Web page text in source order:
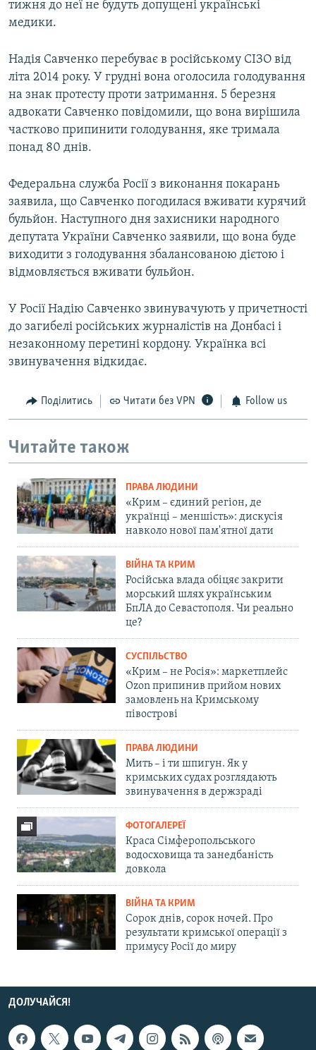
тижня до неї не будуть допущені українські
медики.
Надія Савченко перебуває в російському СІЗО від
літа 2014 року. У грудні вона оголосила голодування
на знак протесту проти затримання. 5 березня
адвокати Савченко повідомили, що вона вирішила
частково припинити голодування, яке тримала
понад 80 днів.
Федеральна служба Росії з виконання покарань
заявила, що Савченко погодилася вживати курячий
бульйон. Наступного дня захисники народного
депутата України Савченко заявили, що вона буде
виходити з голодування збалансованою дієтою і
відмовляється вживати бульйон.
У Росії Надію Савченко звинувачують у причетності
до загибелі російських журналістів на Донбасі і
незаконному перетині кордону. Українка всі
звинувачення відкидає.
Поділитись Читати без VPN Follow us
Читайте також
ПРАВА ЛЮДИНИ
«Крим – єдиний регіон, де
українці – меншість»: дискусія
навколо нової пам'ятної дати
ВІЙНА ТА КРИМ
Російська влада обіцяє закрити
морський шлях українським
БпЛА до Севастополя. Чи реально
це?
СУСПІЛЬСТВО
«Крим – не Росія»: маркетплейс
Ozon припинив прийом нових
замовлень на Кримському
півострові
ПРАВА ЛЮДИНИ
Мить – і ти шпигун. Як у
кримських судах розглядають
звинувачення в держзраді
ФОТОГАЛЕРЕЇ
Краса Сімферопольського
водосховища та занедбаність
довкола
ВІЙНА ТА КРИМ
Сорок днів, сорок ночей. Про
результати кримської операції з
примусу Росії до миру
ДОЛУЧАЙСЯ!